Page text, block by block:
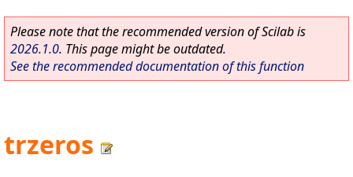
Please note that the recommended version of Scilab is
2026.1.0. This page might be outdated.
See the recommended documentation of this function
trzeros